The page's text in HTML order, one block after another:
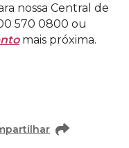
nossa Central de
570 0800 ou
mais próxima.